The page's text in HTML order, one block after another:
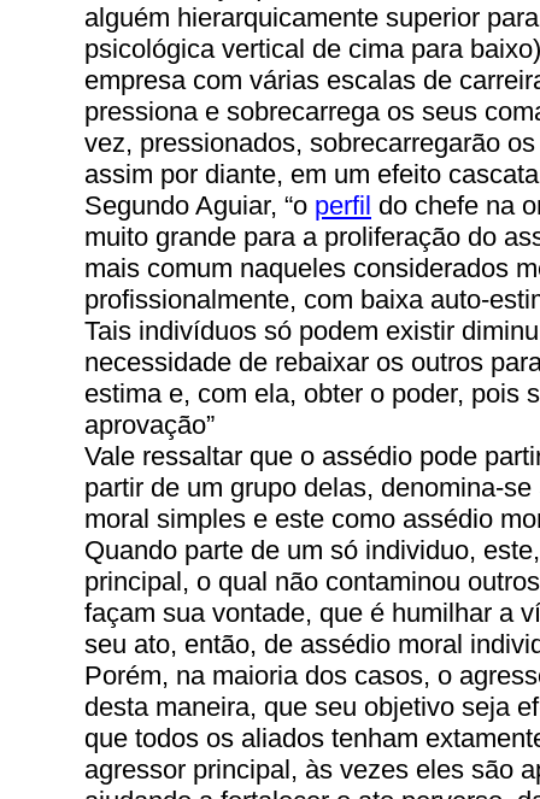
alguém hierarquicamente superior
psicológica vertical de cima para
empresa com várias escalas de
pressiona e sobrecarrega os seus
vez, pressionados, sobrecarregarão
assim por diante, em um efeito
Segundo Aguiar, “o perfil do chefe na
muito grande para a proliferação do
mais comum naqueles considerados
profissionalmente, com baixa auto-
Tais indivíduos só podem existir
necessidade de rebaixar os outros
estima e, com ela, obter o poder, pois
aprovação”
Vale ressaltar que o assédio pode
partir de um grupo delas, denomina-
moral simples e este como assédio
Quando parte de um só individuo,
principal, o qual não contaminou
façam sua vontade, que é humilhar a
seu ato, então, de assédio moral
Porém, na maioria dos casos, o
desta maneira, que seu objetivo seja
que todos os aliados tenham
agressor principal, às vezes eles são